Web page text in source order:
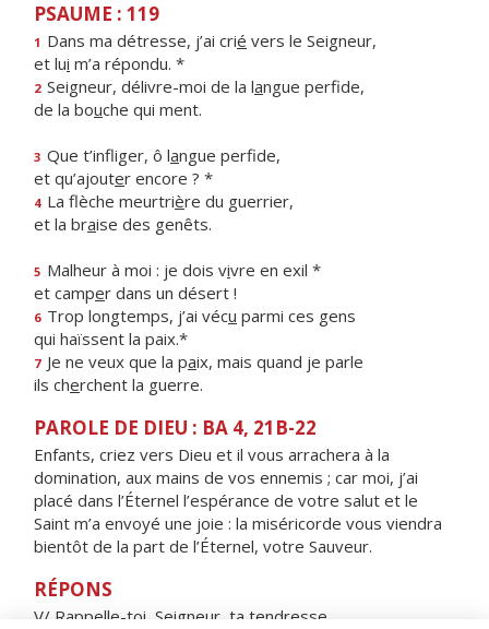
PSAUME : 119
1 Dans ma détresse, j’ai crié vers le Seigneur,
et lui m’a répondu. *
2 Seigneur, délivre-moi de la langue perfide,
de la bouche qui ment.
3 Que t’infliger, ô langue perfide,
et qu’ajouter encore ? *
4 La flèche meurtrière du guerrier,
et la braise des genêts.
5 Malheur à moi : je dois vivre en exil *
et camper dans un désert !
6 Trop longtemps, j’ai vécu parmi ces gens
qui haïssent la paix.*
7 Je ne veux que la paix, mais quand je parle
ils cherchent la guerre.
PAROLE DE DIEU : BA 4, 21B-22
Enfants, criez vers Dieu et il vous arrachera à la
domination, aux mains de vos ennemis ; car moi, j’ai
placé dans l’Éternel l’espérance de votre salut et le
Saint m’a envoyé une joie : la miséricorde vous viendra
bientôt de la part de l’Éternel, votre Sauveur.
RÉPONS
V/ Rappelle-toi, Seigneur, ta tendresse,